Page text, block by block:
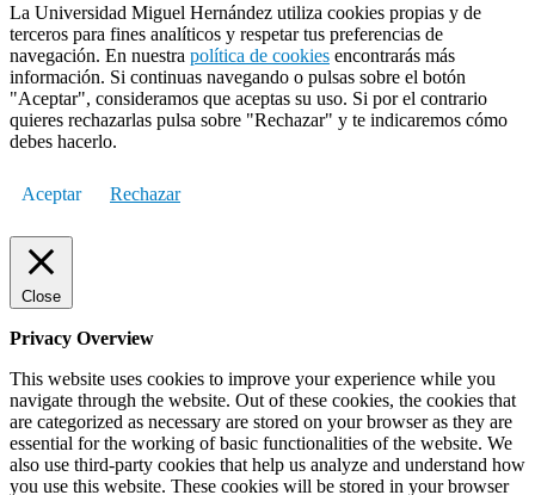
La Universidad Miguel Hernández utiliza cookies propias y de
terceros para fines analíticos y respetar tus preferencias de
navegación. En nuestra política de cookies encontrarás más
información. Si continuas navegando o pulsas sobre el botón
"Aceptar", consideramos que aceptas su uso. Si por el contrario
quieres rechazarlas pulsa sobre "Rechazar" y te indicaremos cómo
debes hacerlo.
Aceptar Rechazar
Close
Privacy Overview
This website uses cookies to improve your experience while you
navigate through the website. Out of these cookies, the cookies that
are categorized as necessary are stored on your browser as they are
essential for the working of basic functionalities of the website. We
also use third-party cookies that help us analyze and understand how
you use this website. These cookies will be stored in your browser